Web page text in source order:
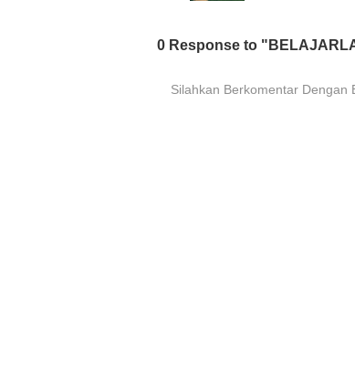
0 Response to
Silahkan Berkomentar Dengan